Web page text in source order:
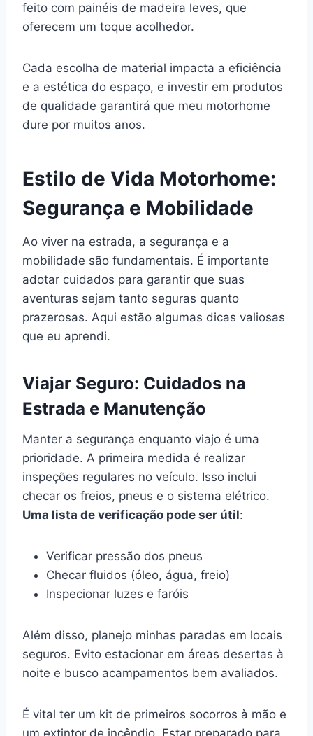
feito com painéis de madeira leves, que
oferecem um toque acolhedor.
Cada escolha de material impacta a eficiência
e a estética do espaço, e investir em produtos
de qualidade garantirá que meu motorhome
dure por muitos anos.
Estilo de Vida Motorhome:
Segurança e Mobilidade
Ao viver na estrada, a segurança e a
mobilidade são fundamentais. É importante
adotar cuidados para garantir que suas
aventuras sejam tanto seguras quanto
prazerosas. Aqui estão algumas dicas valiosas
que eu aprendi.
Viajar Seguro: Cuidados na
Estrada e Manutenção
Manter a segurança enquanto viajo é uma
prioridade. A primeira medida é realizar
inspeções regulares no veículo. Isso inclui
checar os freios, pneus e o sistema elétrico.
Uma lista de verificação pode ser útil:
Verificar pressão dos pneus
Checar fluidos (óleo, água, freio)
Inspecionar luzes e faróis
Além disso, planejo minhas paradas em locais
seguros. Evito estacionar em áreas desertas à
noite e busco acampamentos bem avaliados.
É vital ter um kit de primeiros socorros à mão e
um extintor de incêndio. Estar preparado para